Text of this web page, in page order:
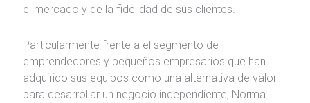
el mercado y de la fidelidad de sus clientes.
Particularmente frente a el segmento de
emprendedores y pequeños empresarios que han
adquirido sus equipos como una alternativa de valor
para desarrollar un negocio independiente, Norma